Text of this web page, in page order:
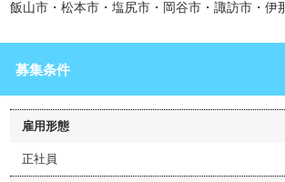
飯山市・松本市・塩尻市・岡谷市・諏訪市・伊
募集条件
雇用形態
正社員